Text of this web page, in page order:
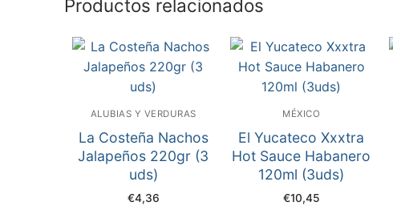
Productos relacionados
ALUBIAS Y VERDURAS
La Costeña Nachos
Jalapeños 220gr (3
uds)
€4,36
MÉXICO
El Yucateco Xxxtra
Hot Sauce Habanero
120ml (3uds)
€10,45